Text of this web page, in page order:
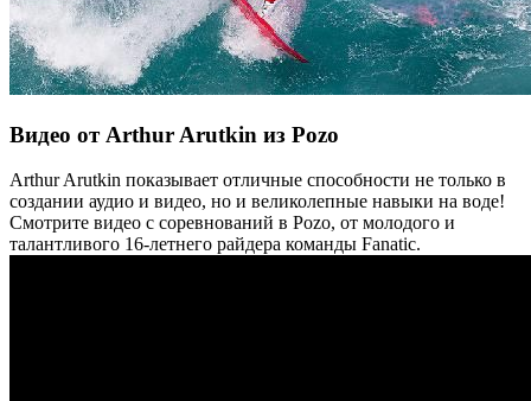
Видео от Arthur Arutkin из Pozo
Arthur Arutkin показывает отличные способности не только в
создании аудио и видео, но и великолепные навыки на воде!
Смотрите видео с соревнований в Pozo, от молодого и
талантливого 16-летнего райдера команды Fanatic.